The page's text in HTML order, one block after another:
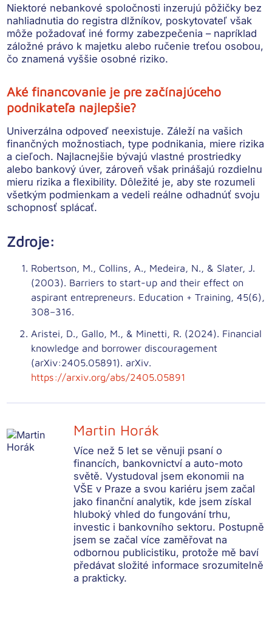
Niektoré nebankové spoločnosti inzerujú pôžičky bez
nahliadnutia do registra dlžníkov, poskytovateľ však
môže požadovať iné formy zabezpečenia – napríklad
záložné právo k majetku alebo ručenie treťou osobou,
čo znamená vyššie osobné riziko.
Aké financovanie je pre začínajúceho
podnikateľa najlepšie?
Univerzálna odpoveď neexistuje. Záleží na vašich
finančných možnostiach, type podnikania, miere rizika
a cieľoch. Najlacnejšie bývajú vlastné prostriedky
alebo bankový úver, zároveň však prinášajú rozdielnu
mieru rizika a flexibility. Dôležité je, aby ste rozumeli
všetkým podmienkam a vedeli reálne odhadnúť svoju
schopnosť splácať.
Zdroje:
Robertson, M., Collins, A., Medeira, N., & Slater, J.
(2003). Barriers to start-up and their effect on
aspirant entrepreneurs. Education + Training, 45(6),
308–316.
Aristei, D., Gallo, M., & Minetti, R. (2024). Financial
knowledge and borrower discouragement
(arXiv:2405.05891). arXiv.
https://arxiv.org/abs/2405.05891
Martin Horák
Více než 5 let se věnuji psaní o
financích, bankovnictví a auto-moto
světě. Vystudoval jsem ekonomii na
VŠE v Praze a svou kariéru jsem začal
jako finanční analytik, kde jsem získal
hluboký vhled do fungování trhu,
investic i bankovního sektoru. Postupně
jsem se začal více zaměřovat na
odbornou publicistiku, protože mě baví
předávat složité informace srozumitelně
a prakticky.